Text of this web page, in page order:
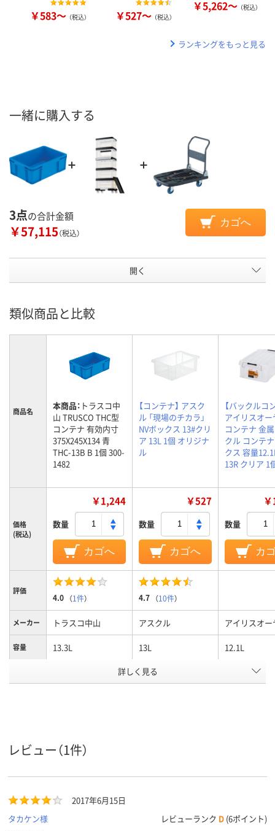
￥583～ （税込） ￥527～ （税込）
￥5,262～ （税込）
ランキングをもっと見る
一緒に購入する
3点の合計金額
￥57,115（税込）
カゴへ
開く
類似商品と比較
商品名 本商品： トラスコ中
山 TRUSCO THC型
コンテナ 有効内寸
375X245X134 青
THC-13B B 1個 300-
1482
【コンテナ】 アスク
ル 「現場のチカラ」
NVボックス 13#クリ
ア 13L 1個 オリジナ
ル
【バックルコ
アイリスオー
コンテナ 金
クル コンテ
クス 容量
13R クリア 1
価格
(税込)
￥1,244
数量
カゴへ
￥527
数量
カゴへ
数量
カ
評価
4.0 （1件） 4.7 （10件）
メーカー トラスコ中山 アスクル アイリスオー
容量 13.3L 13L 12.1L
55
詳しく見る
レビュー（1件）
2017年6月15日
タカケン様
レビューランク D (6ポイント)